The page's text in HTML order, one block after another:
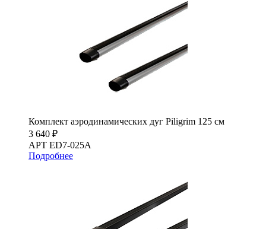
Комплект аэродинамических дуг Piligrim 125 см
3 640 ₽
АРТ ED7-025A
Подробнее